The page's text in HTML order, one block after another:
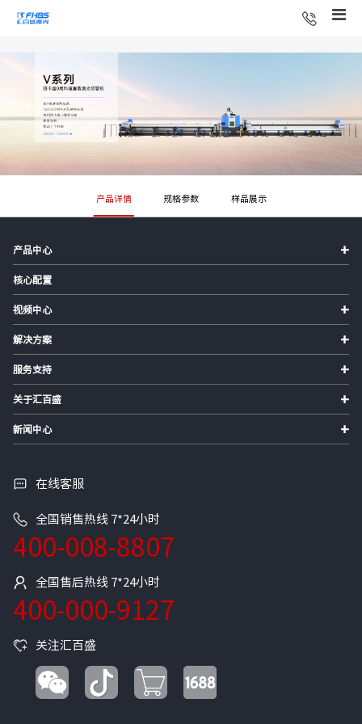
产品详情 规格参数 样品展示
产品中心 +
核心配置
视频中心 +
解决方案 +
服务支持 +
关于汇百盛 +
新闻中心 +
在线客服
全国销售热线 7*24小时
400-008-8807
全国售后热线 7*24小时
400-000-9127
关注汇百盛